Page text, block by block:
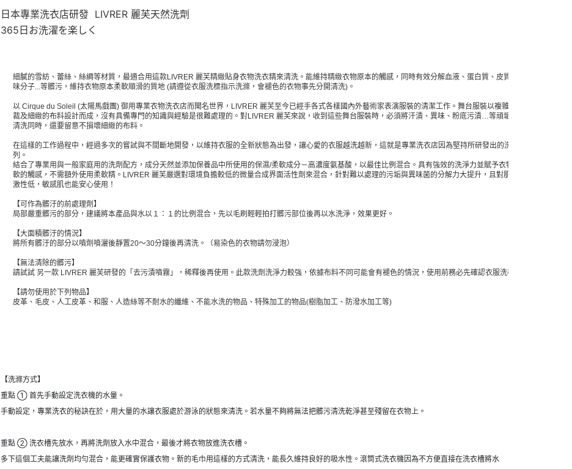
日本專業洗衣店研發 LIVRER 麗芙天然洗劑
365日お洗濯を楽しく
細膩的雪紡、蕾絲、絲綢等材質，最適合用這款LIVRER 麗芙精緻貼身衣物洗衣精來清洗。能維持精緻衣物原本的觸感，同時有效分解血液、蛋白質、皮質、異
味分子...等髒污，維持衣物原本柔軟順滑的質地 (請遵從衣服洗標指示洗滌，會褪色的衣物事先分開清洗)。
以 Cirque du Soleil (太陽馬戲團) 御用專業衣物洗衣店而聞名世界，LIVRER 麗芙至今已經手各式各樣國內外藝術家表演服裝的清潔工作。舞台服裝以複雜的剪
裁及細緻的布料設計而成，沒有具備專門的知識與經驗是很難處理的。對LIVRER 麗芙來說，收到這些舞台服裝時，必須將汗漬、異味、粉底污漬…等頑垢仔細
清洗同時，還要留意不損壞細緻的布料。
在這樣的工作過程中，經過多次的嘗試與不間斷地開發，以維持衣服的全新狀態為出發，讓心愛的衣服越洗越新，這就是專業洗衣店因為堅持所研發出的洗衣系
列。
結合了專業用與一般家庭用的洗劑配方，成分天然並添加保養品中所使用的保濕/柔軟成分－高濃度氨基酸，以最佳比例混合。具有強效的洗淨力並賦予衣物柔
軟的觸感，不需額外使用柔軟精。LIVRER 麗芙嚴選對環境負擔較低的微量合成界面活性劑來混合，針對難以處理的污垢與異味菌的分解力大提升，且對肌膚刺
激性低，敏感肌也能安心使用！
【可作為髒汙的前處理劑】
局部嚴重髒污的部分，建議將本產品與水以１：１的比例混合，先以毛刷輕輕拍打髒污部位後再以水洗淨，效果更好。
【大面積髒汙的情況】
將所有髒汙的部分以噴劑噴灑後靜置20～30分鐘後再清洗。（易染色的衣物請勿浸泡）
【無法清除的髒污】
請試試 另一款 LIVRER 麗芙研發的「去污漬噴霧」，稀釋後再使用。此款洗劑洗淨力較強，依據布料不同可能會有褪色的情況，使用前務必先確認衣服洗標。
【請勿使用於下列物品】
皮革、毛皮、人工皮革、和服、人造絲等不耐水的纖維、不能水洗的物品、特殊加工的物品(樹脂加工、防潑水加工等)
【洗滌方式】
重點 ① 首先手動設定洗衣機的水量。
手動設定，專業洗衣的秘訣在於，用大量的水讓衣服處於游泳的狀態來清洗。若水量不夠將無法把髒污清洗乾淨甚至殘留在衣物上。
重點 ② 洗衣槽先放水，再將洗劑放入水中混合，最後才將衣物放進洗衣槽。
多下這個工夫能讓洗劑均勻混合，能更確實保護衣物。新的毛巾用這樣的方式清洗，能長久維持良好的吸水性。滾筒式洗衣機因為不方便直接在洗衣槽將水